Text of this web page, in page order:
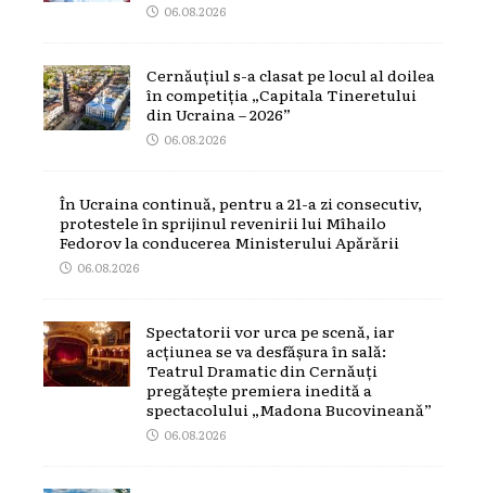
06.08.2026
Cernăuțiul s-a clasat pe locul al doilea
în competiția „Capitala Tineretului
din Ucraina – 2026”
06.08.2026
În Ucraina continuă, pentru a 21-a zi consecutiv,
protestele în sprijinul revenirii lui Mîhailo
Fedorov la conducerea Ministerului Apărării
06.08.2026
Spectatorii vor urca pe scenă, iar
acțiunea se va desfășura în sală:
Teatrul Dramatic din Cernăuți
pregătește premiera inedită a
spectacolului „Madona Bucovineană”
06.08.2026